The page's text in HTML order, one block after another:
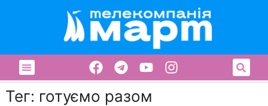
Тег: готуємо разом